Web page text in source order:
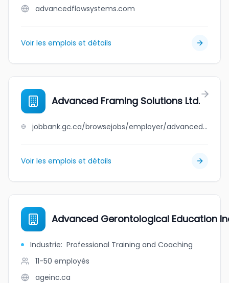
advancedflowsystems.com
Voir les emplois et détails
Advanced Framing Solutions Ltd.
jobbank.gc.ca/browsejobs/employer/advanced+framing+solutions+ltd./ca
Voir les emplois et détails
Advanced Gerontological Education
Industrie: Professional Training and Coaching
11-50 employés
ageinc.ca